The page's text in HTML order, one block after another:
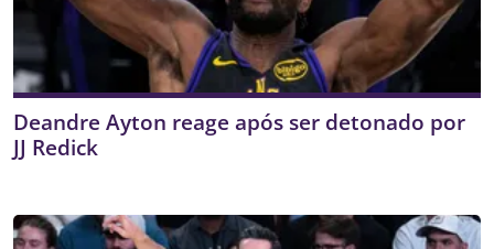
Deandre Ayton reage após ser detonado por
JJ Redick